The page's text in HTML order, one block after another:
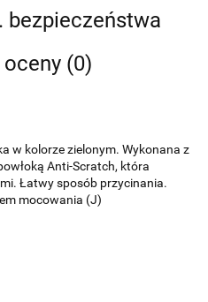
bezpieczeństwa
(0)
w kolorze zielonym. Wykonana z
Anti-Scratch, która
Łatwy sposób przycinania.
mocowania (J)